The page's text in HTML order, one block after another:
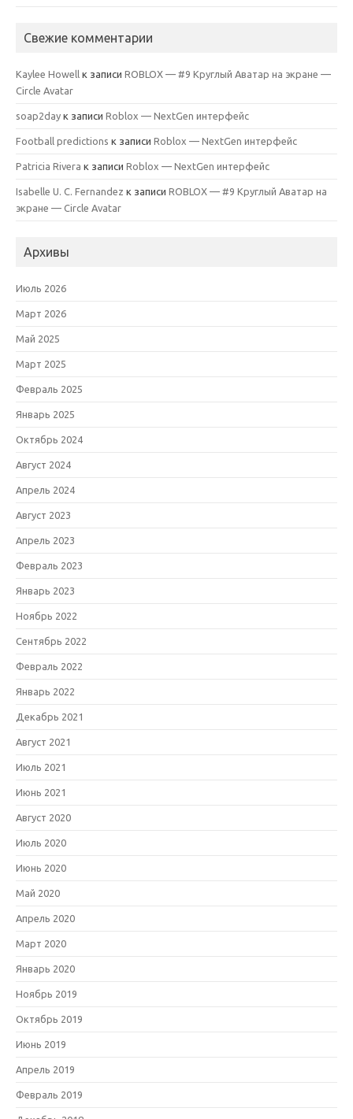
Свежие комментарии
Kaylee Howell к записи ROBLOX — #9 Круглый Аватар на экране —
Circle Avatar
soap2day к записи Roblox — NextGen интерфейс
Football predictions к записи Roblox — NextGen интерфейс
Patricia Rivera к записи Roblox — NextGen интерфейс
Isabelle U. C. Fernandez к записи ROBLOX — #9 Круглый Аватар на
экране — Circle Avatar
Архивы
Июль 2026
Март 2026
Май 2025
Март 2025
Февраль 2025
Январь 2025
Октябрь 2024
Август 2024
Апрель 2024
Август 2023
Апрель 2023
Февраль 2023
Январь 2023
Ноябрь 2022
Сентябрь 2022
Февраль 2022
Январь 2022
Декабрь 2021
Август 2021
Июль 2021
Июнь 2021
Август 2020
Июль 2020
Июнь 2020
Май 2020
Апрель 2020
Март 2020
Январь 2020
Ноябрь 2019
Октябрь 2019
Июнь 2019
Апрель 2019
Февраль 2019